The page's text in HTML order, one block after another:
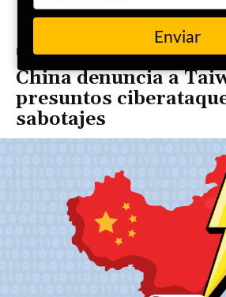
Portada Actualidad
China denuncia a
presuntos
sabotajes
your
email
Enviar